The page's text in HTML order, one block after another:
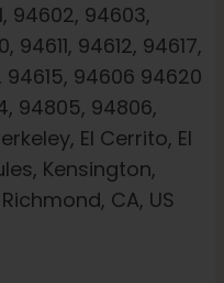
94602, 94603,
94612, 94617,
94615, 94606 94620
94805, 94806,
El Cerrito, El
Kensington,
CA, US